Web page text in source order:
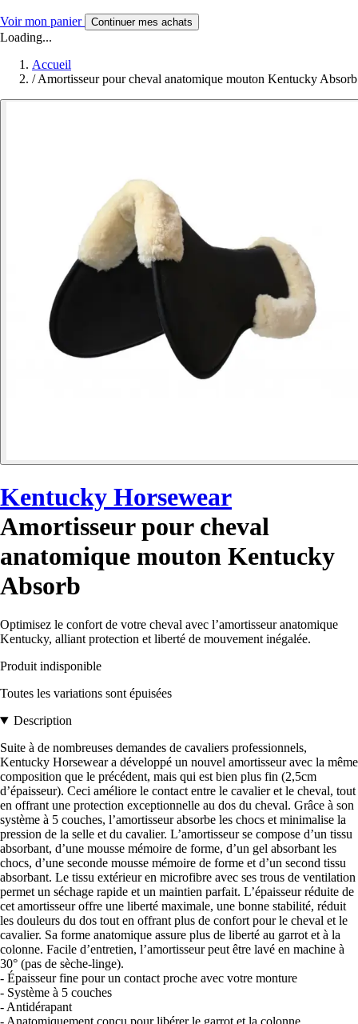
Voir mon panier Continuer mes achats
Loading...
Accueil
/ Amortisseur pour cheval anatomique mouton Kentucky Absorb
Kentucky Horsewear
Amortisseur pour cheval
anatomique mouton Kentucky
Absorb
Optimisez le confort de votre cheval avec l’amortisseur anatomique
Kentucky, alliant protection et liberté de mouvement inégalée.
Produit indisponible
Toutes les variations sont épuisées
Description
Suite à de nombreuses demandes de cavaliers professionnels,
Kentucky Horsewear a développé un nouvel amortisseur avec la même
composition que le précédent, mais qui est bien plus fin (2,5cm
d’épaisseur). Ceci améliore le contact entre le cavalier et le cheval, tout
en offrant une protection exceptionnelle au dos du cheval. Grâce à son
système à 5 couches, l’amortisseur absorbe les chocs et minimalise la
pression de la selle et du cavalier. L’amortisseur se compose d’un tissu
absorbant, d’une mousse mémoire de forme, d’un gel absorbant les
chocs, d’une seconde mousse mémoire de forme et d’un second tissu
absorbant. Le tissu extérieur en microfibre avec ses trous de ventilation
permet un séchage rapide et un maintien parfait. L’épaisseur réduite de
cet amortisseur offre une liberté maximale, une bonne stabilité, réduit
les douleurs du dos tout en offrant plus de confort pour le cheval et le
cavalier. Sa forme anatomique assure plus de liberté au garrot et à la
colonne. Facile d’entretien, l’amortisseur peut être lavé en machine à
30° (pas de sèche-linge).
- Épaisseur fine pour un contact proche avec votre monture
- Système à 5 couches
- Antidérapant